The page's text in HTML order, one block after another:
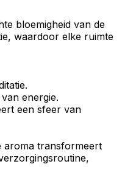
bloemigheid van de
, waardoor elke ruimte
energie.
een sfeer van
aroma transformeert
,